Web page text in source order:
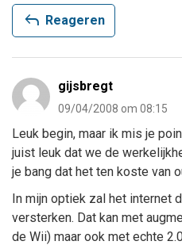
reply Reageren
gijsbregt
09/04/2008 om 08:15
Leuk begin, maar ik mis je
juist leuk dat we de
je bang dat het ten koste van
In mijn optiek zal het internet
versterken. Dat kan met
de Wii) maar ook met echte